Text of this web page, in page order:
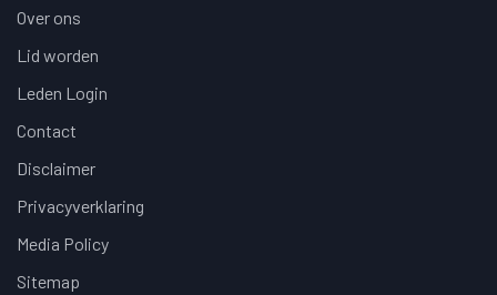
Over ons
Lid worden
Leden Login
Contact
Disclaimer
Privacyverklaring
Media Policy
Sitemap